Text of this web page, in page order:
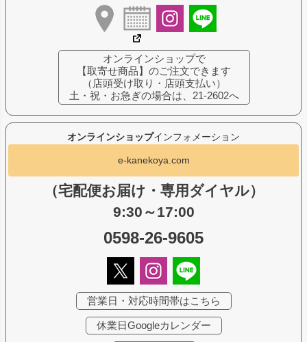
オンラインショップインフォメーション
e-kanekoya.com
（宅配便お届け・専用ダイヤル）
9:30～17:00
0598-26-9605
営業日・対応時間帯はこちら
休業日Googleカレンダー
オンラインショップで
【取寄せ商品】のご注文できます
（店頭受け取り・店頭支払い）
土・祝・お急ぎの場合は、21-2602へ